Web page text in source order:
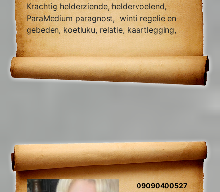
Krachtig helderziende, heldervoelend,
ParaMedium paragnost, winti regelie en
gebeden, koetluku, relatie, kaartlegging,
fotoreading, zielsliefde, tweelingzielen,
toekomst voorspelling, relatie herstel,
gidscontact.
09090400527